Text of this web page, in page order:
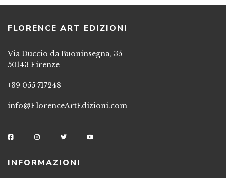
FLORENCE ART EDIZIONI
Via Duccio da Buoninsegna, 35
50143 Firenze
+39 055 717248
info@FlorenceArtEdizioni.com
INFORMAZIONI